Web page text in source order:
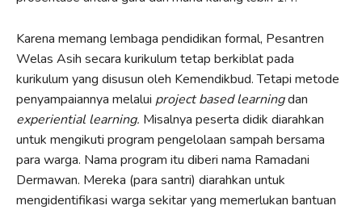
Karena memang lembaga pendidikan formal, Pesantren
Welas Asih secara kurikulum tetap berkiblat pada
kurikulum yang disusun oleh Kemendikbud. Tetapi metode
penyampaiannya melalui project based learningdan
experiential learning. Misalnya peserta didik diarahkan
untuk mengikuti program pengelolaan sampah bersama
para warga. Nama program itu diberi nama Ramadani
Dermawan. Mereka (para santri) diarahkan untuk
mengidentifikasi warga sekitar yang memerlukan bantuan